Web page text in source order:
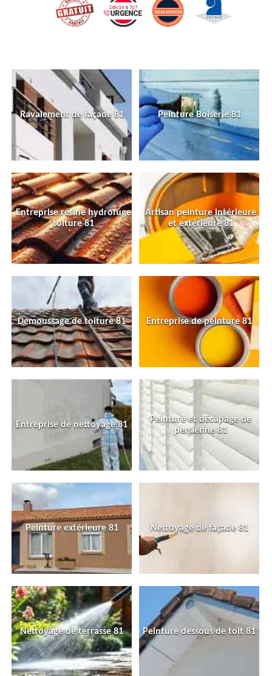
Ravalement de façade 81 Peinture Boiserie 81
Entreprise résine hydrofuge
toiture 81
Artisan peinture intérieure
et extérieure 81
Démoussage de toiture 81 Entreprise de peinture 81
Entreprise de nettoyage 81
Peinture et décapage de
persienne 81
Peinture extérieure 81 Nettoyage de façade 81
Nettoyage de terrasse 81 Peinture dessous de toit 81